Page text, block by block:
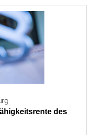
des